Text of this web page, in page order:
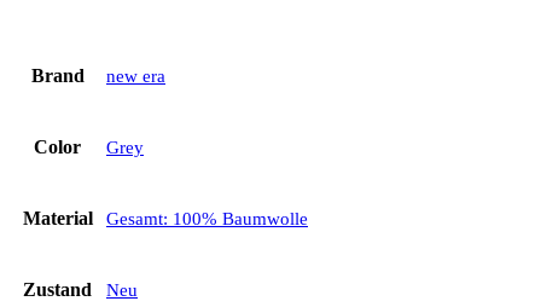
Brand new era
Color Grey
Material Gesamt: 100% Baumwolle
Zustand Neu